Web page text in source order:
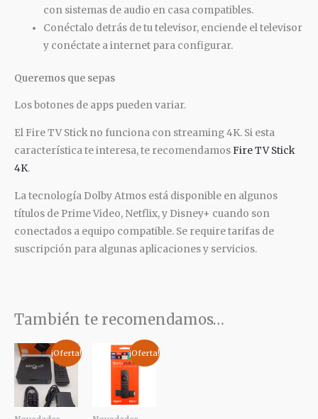
con sistemas de audio en casa compatibles.
Conéctalo detrás de tu televisor, enciende el televisor
y conéctate a internet para configurar.
Queremos que sepas
Los botones de apps pueden variar.
El Fire TV Stick no funciona con streaming 4K. Si esta
característica te interesa, te recomendamosFire TV Stick
4K.
La tecnología Dolby Atmos está disponible en algunos
títulos de Prime Video, Netflix, y Disney+ cuando son
conectados a equipo compatible. Se require tarifas de
suscripción para algunas aplicaciones y servicios.
También te recomendamos…
¡Oferta!
El
precio
original
era:
$ 35,00.
El
precio
actual
es:
$ 26,50.
¡Oferta!
El
precio
original
era:
$ 72,00.
El
precio
actual
es:
$ 49,99.